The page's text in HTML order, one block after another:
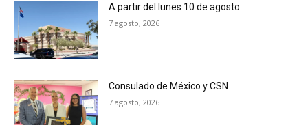
A partir del lunes 10 de agosto
7 agosto, 2026
Consulado de México y CSN
7 agosto, 2026